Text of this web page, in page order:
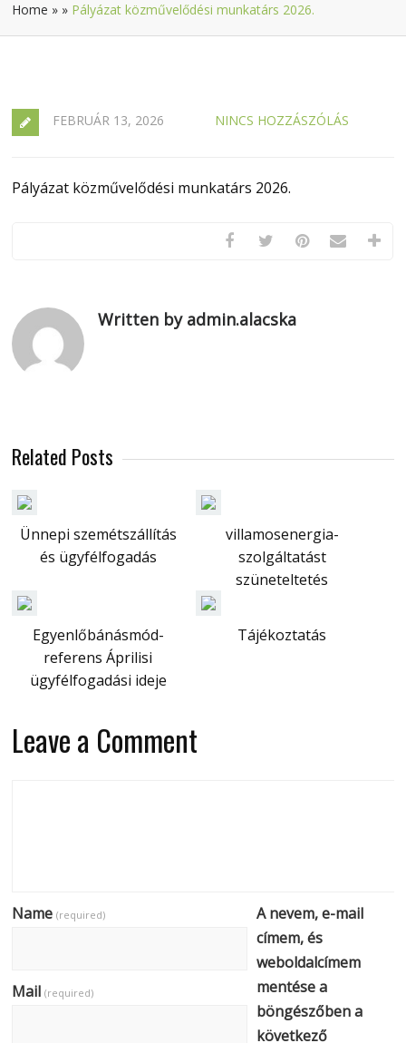
Home » » Pályázat közművelődési munkatárs 2026.
FEBRUÁR 13, 2026 NINCS HOZZÁSZÓLÁS
Pályázat közművelődési munkatárs 2026.
Written by admin.alacska
Related Posts
Ünnepi szemétszállítás
és ügyfélfogadás
villamosenergia-
szolgáltatást
szüneteltetés
Egyenlőbánásmód-
referens Áprilisi
ügyfélfogadási ideje
Tájékoztatás
Leave a Comment
Name(required)
Mail(required)
A nevem, e-mail
címem, és
weboldalcímem
mentése a
böngészőben a
következő